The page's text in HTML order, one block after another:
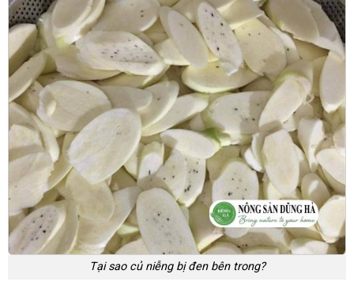
Tại sao củ niễng bị đen bên trong?